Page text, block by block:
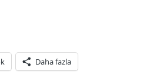
Daha fazla